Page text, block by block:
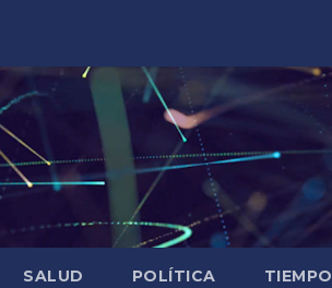
SALUD POLÍTICA TIEMPO